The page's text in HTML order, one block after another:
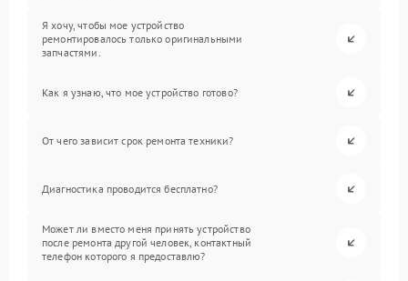
Я хочу, чтобы мое устройство
ремонтировалось только оригинальными
запчастями.
Как я узнаю, что мое устройство готово?
От чего зависит срок ремонта техники?
Диагностика проводится бесплатно?
Может ли вместо меня принять устройство
после ремонта другой человек, контактный
телефон которого я предоставлю?